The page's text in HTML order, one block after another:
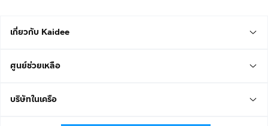
เกี่ยวกับ Kaidee
ศูนย์ช่วยเหลือ
บริษัทในเครือ